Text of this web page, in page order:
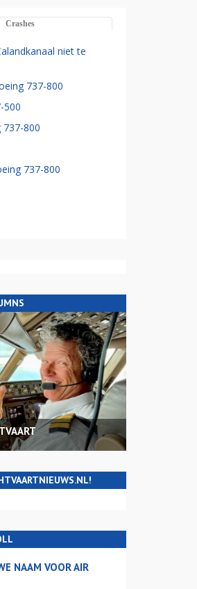
Crashes
niet te
737-800
500
737-800
737-800
NAAM VOOR AIR